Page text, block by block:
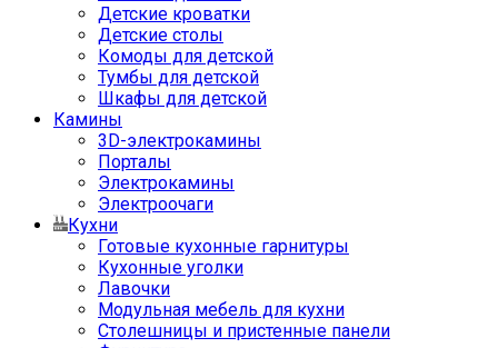
Детские кроватки
Детские столы
Комоды для детской
Тумбы для детской
Шкафы для детской
Камины
3D-электрокамины
Порталы
Электрокамины
Электроочаги
Кухни
Готовые кухонные гарнитуры
Кухонные уголки
Лавочки
Модульная мебель для кухни
Столешницы и пристенные панели